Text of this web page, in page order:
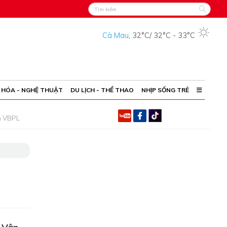
Cà Mau, 32°C/ 32°C - 33°C
- NGHỆ THUẬT DU LỊCH - THỂ THAO NHỊP SỐNG TRẺ